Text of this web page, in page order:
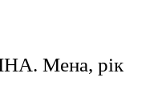
Мена, рік